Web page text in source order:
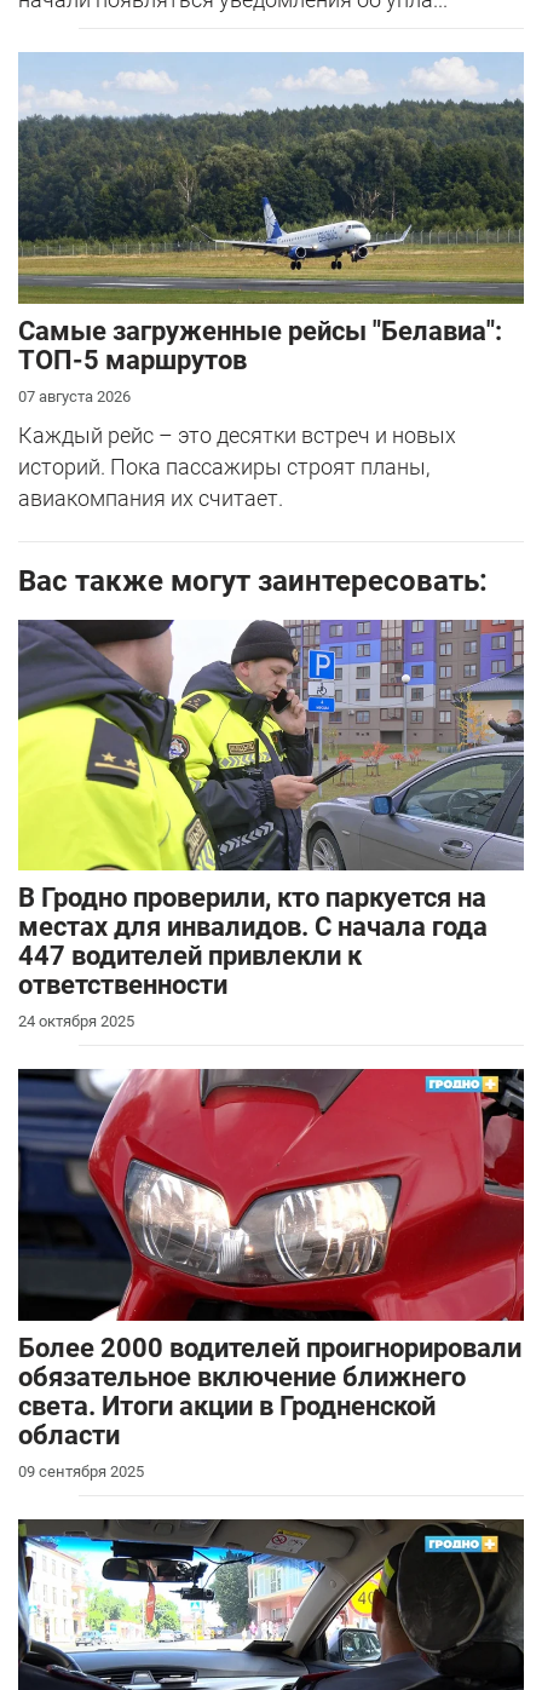
Самые загруженные рейсы "Белавиа":
ТОП-5 маршрутов
07 августа 2026
Каждый рейс – это десятки встреч и новых
историй. Пока пассажиры строят планы,
авиакомпания их считает.
Вас также могут заинтересовать:
В Гродно проверили, кто паркуется на
местах для инвалидов. С начала года
447 водителей привлекли к
ответственности
24 октября 2025
Более 2000 водителей проигнорировали
обязательное включение ближнего
света. Итоги акции в Гродненской
области
09 сентября 2025